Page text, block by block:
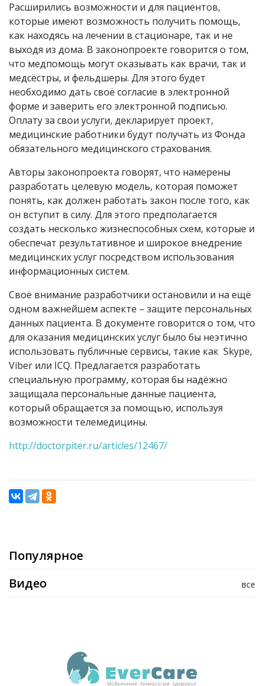
Расширились возможности и для пациентов,
которые имеют возможность получить помощь,
как находясь на лечении в стационаре, так и не
выходя из дома. В законопроекте говорится о том,
что медпомощь могут оказывать как врачи, так и
медсёстры, и фельдшеры. Для этого будет
необходимо дать своё согласие в электронной
форме и заверить его электронной подписью.
Оплату за свои услуги, декларирует проект,
медицинские работники будут получать из Фонда
обязательного медицинского страхования.
Авторы законопроекта говорят, что намерены
разработать целевую модель, которая поможет
понять, как должен работать закон после того, как
он вступит в силу. Для этого предполагается
создать несколько жизнеспособных схем, которые и
обеспечат результативное и широкое внедрение
медицинских услуг посредством использования
информационных систем.
Своё внимание разработчики остановили и на ещё
одном важнейшем аспекте – защите персональных
данных пациента. В документе говорится о том, что
для оказания медицинских услуг было бы неэтично
использовать публичные сервисы, такие как Skype,
Viber или ICQ. Предлагается разработать
специальную программу, которая бы надёжно
защищала персональные данные пациента,
который обращается за помощью, используя
возможности телемедицины.
http://doctorpiter.ru/articles/12467/
Популярное
все
Видео